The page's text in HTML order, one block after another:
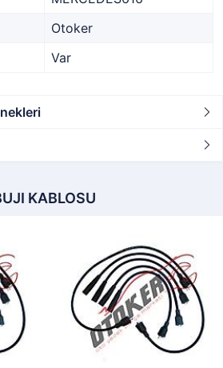
Otoker
Var
KABLOSU